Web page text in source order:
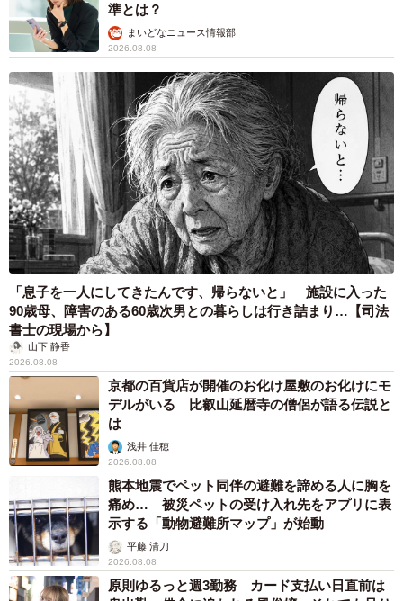
準とは？
まいどなニュース情報部
2026.08.08
「息子を一人にしてきたんです、帰らないと」 施設に入った
90歳母、障害のある60歳次男との暮らしは行き詰まり…【司法
書士の現場から】
山下 静香
2026.08.08
京都の百貨店が開催のお化け屋敷のお化けにモ
デルがいる 比叡山延暦寺の僧侶が語る伝説と
は
浅井 佳穂
2026.08.08
熊本地震でペット同伴の避難を諦める人に胸を
痛め… 被災ペットの受け入れ先をアプリに表
示する「動物避難所マップ」が始動
平藤 清刀
2026.08.08
原則ゆるっと週3勤務 カード支払い日直前は